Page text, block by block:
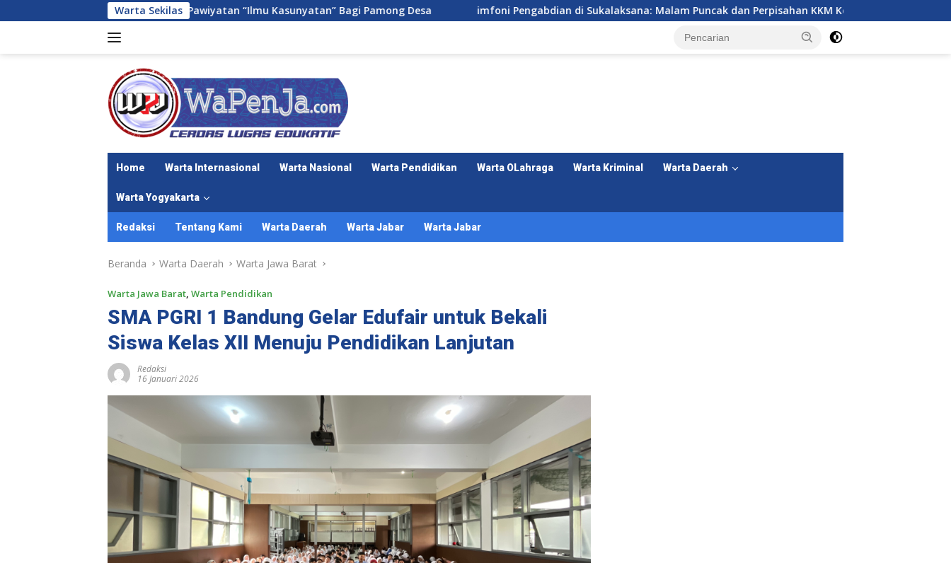
ke
Warta Sekilas
Kembali Gelar Pawiyatan “Ilmu Kasunyatan” Bagi Pamong Desa imfoni Pengabdian di Sukalaksana: Malam Puncak dan Perpisahan KKM Kelompok 7 Universitas Primagraha
Home Warta Internasional Warta Nasional Warta Pendidikan Warta OLahraga Warta Kriminal Warta Daerah
Warta Yogyakarta
Redaksi Tentang Kami Warta Daerah Warta Jabar Warta Jabar
Beranda Warta Daerah Warta Jawa Barat
Warta Jawa Barat, Warta Pendidikan
SMA PGRI 1 Bandung Gelar Edufair untuk Bekali
Siswa Kelas XII Menuju Pendidikan Lanjutan
Redaksi
16 Januari 2026